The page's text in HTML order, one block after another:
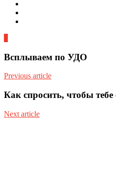
Всплываем по УДО
Previous article
Как спросить, чтобы тебе
Next article